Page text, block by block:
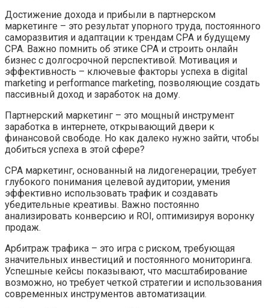
Достижение дохода и прибыли в партнерском
маркетинге – это результат упорного труда, постоянного
саморазвития и адаптации к трендам CPA и будущему
CPA. Важно помнить об этике CPA и строить онлайн
бизнес с долгосрочной перспективой. Мотивация и
эффективность – ключевые факторы успеха в digital
marketing и performance marketing, позволяющие создать
пассивный доход и заработок на дому.
Партнерский маркетинг – это мощный инструмент
заработка в интернете, открывающий двери к
финансовой свободе. Но как далеко нужно зайти, чтобы
добиться успеха в этой сфере?
CPA маркетинг, основанный на лидогенерации, требует
глубокого понимания целевой аудитории, умения
эффективно использовать трафик и создавать
убедительные креативы. Важно постоянно
анализировать конверсию и ROI, оптимизируя воронку
продаж.
Арбитраж трафика – это игра с риском, требующая
значительных инвестиций и постоянного мониторинга.
Успешные кейсы показывают, что масштабирование
возможно, но требует четкой стратегии и использования
современных инструментов автоматизации.